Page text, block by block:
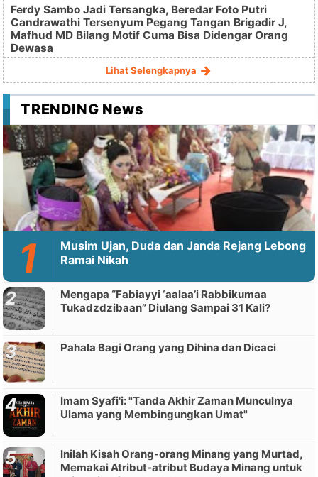
Ferdy Sambo Jadi Tersangka, Beredar Foto Putri
Candrawathi Tersenyum Pegang Tangan Brigadir J,
Mafhud MD Bilang Motif Cuma Bisa Didengar Orang
Dewasa
Lihat Selengkapnya
TRENDING News
Musim Ujan, Duda dan Janda Rejang Lebong
Ramai Nikah
Mengapa “Fabiayyi ‘aalaa’i Rabbikumaa
Tukadzdzibaan” Diulang Sampai 31 Kali?
Pahala Bagi Orang yang Dihina dan Dicaci
Imam Syafi'i: "Tanda Akhir Zaman Munculnya
Ulama yang Membingungkan Umat"
Inilah Kisah Orang-orang Minang yang Murtad,
Memakai Atribut-atribut Budaya Minang untuk